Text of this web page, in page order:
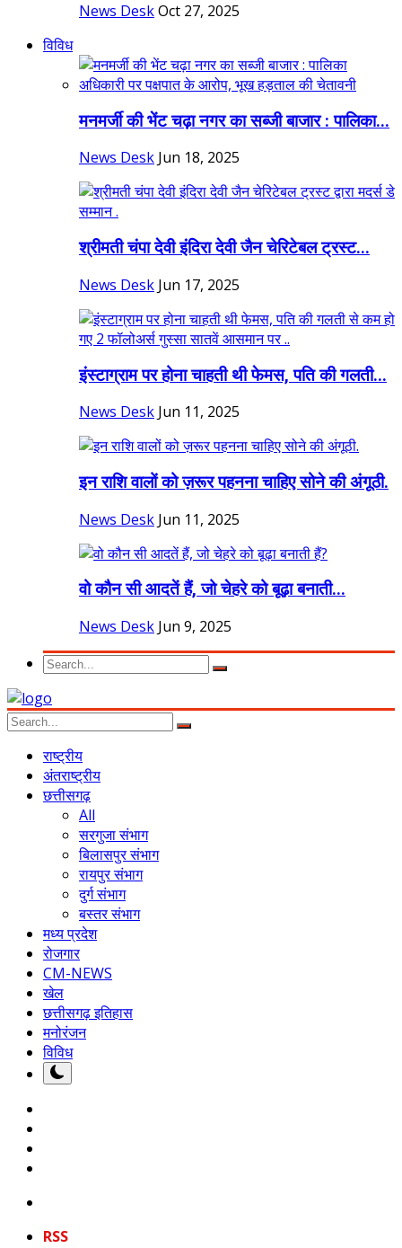
News DeskOct 27, 2025
विविध
मनमर्जी की भेंट चढ़ा नगर का सब्जी बाजार : पालिका...
News Desk Jun 18, 2025
श्रीमती चंपा देवी इंदिरा देवी जैन चेरिटेबल ट्रस्ट...
News Desk Jun 17, 2025
इंस्टाग्राम पर होना चाहती थी फेमस, पति की गलती...
News Desk Jun 11, 2025
इन राशि वालों को ज़रूर पहनना चाहिए सोने की अंगूठी.
News Desk Jun 11, 2025
वो कौन सी आदतें हैं, जो चेहरे को बूढ़ा बनाती...
News Desk Jun 9, 2025
राष्ट्रीय
अंतराष्ट्रीय
छत्तीसगढ़
All
सरगुजा संभाग
बिलासपुर संभाग
रायपुर संभाग
दुर्ग संभाग
बस्तर संभाग
मध्य प्रदेश
रोजगार
CM-NEWS
खेल
छत्तीसगढ़ इतिहास
मनोरंजन
विविध
RSS